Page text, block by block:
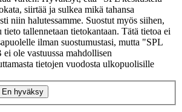
siirtää ja sulkea mikä tahansa
niin halutessamme. Suostut myös siihen,
tallennetaan tietokantaan. Tätä tietoa ei
ilman suostumustasi, mutta "SPL
ole vastuussa mahdollisen
tietojen vuodosta ulkopuolisille